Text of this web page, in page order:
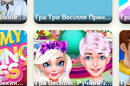
Гра Весілля в Темній Академії Гра Три Весілля Принцес Діснея
Гра Принцеси: Викинь мою весільну сукню Гра Весілля: Ручний зліпок